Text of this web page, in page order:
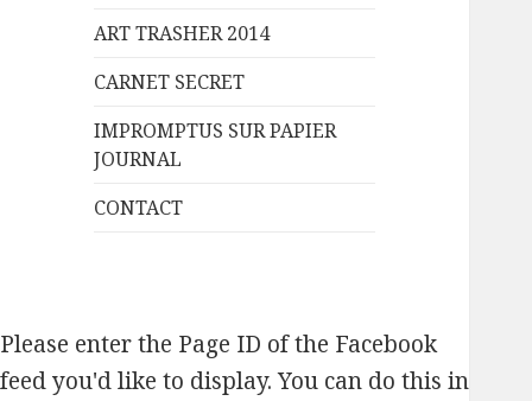
ART TRASHER 2014
CARNET SECRET
IMPROMPTUS SUR PAPIER
JOURNAL
CONTACT
Please enter the Page ID of the Facebook
feed you'd like to display. You can do this in